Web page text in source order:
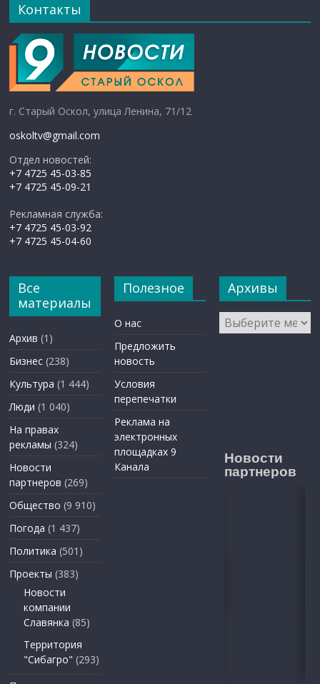
Контакты
г. Старый Оскол, улица Ленина, 71/12
oskoltv@gmail.com
Отдел новостей:
+7 4725 45-03-85
+7 4725 45-09-21
Рекламная служба:
+7 4725 45-03-92
+7 4725 45-04-60
Все
материалы
Архив (1)
Бизнес (238)
Культура (1 444)
Люди (1 040)
На правах
рекламы (324)
Новости
партнеров (269)
Общество (9 910)
Погода (1 437)
Политика (501)
Проекты (383)
Новости
компании
Славянка (85)
Территория
"Сибагро" (293)
Полезное
О нас
Предложить
новость
Условия
перепечатки
Реклама на
электронных
площадках 9
Канала
Архивы
Архивы
Новости
партнеров